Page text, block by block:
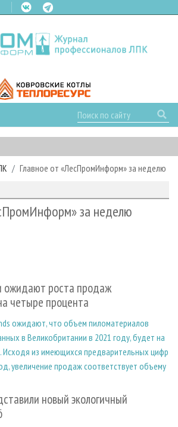
ПЛИТ
МЕБЕЛИ
РОССИИ
REVIEW
Главное от «ЛесПромИнформ» за неделю
за неделю
ожидают роста продаж
четыре процента
ожидают, что объем пиломатериалов
в Великобритании в 2021 году, будет на
Исходя из имеющихся предварительных цифр
увеличение продаж соответствует объему
новый экологичный